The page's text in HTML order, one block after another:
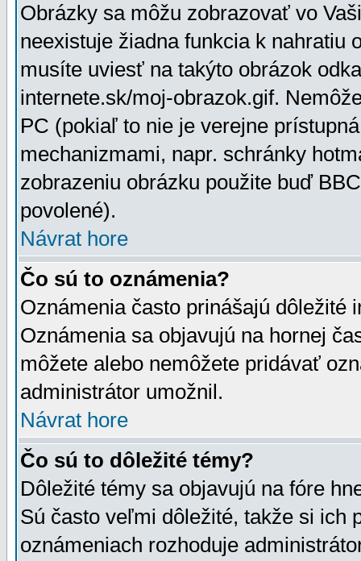
Obrázky sa môžu zobrazovať vo
neexistuje žiadna funkcia k nahratiu
musíte uviesť na takýto obrázok
internete.sk/moj-obrazok.gif.
PC (pokiaľ to nie je verejne
mechanizmami, napr. schránky
zobrazeniu obrázku použite buď
povolené).
Návrat hore
Čo sú to oznámenia?
Oznámenia často prinášajú dôležité
Oznámenia sa objavujú na hornej
môžete alebo nemôžete pridávať
administrátor umožnil.
Návrat hore
Čo sú to dôležité témy?
Dôležité témy sa objavujú na fóre
Sú často veľmi dôležité, takže si ich
oznámeniach rozhoduje